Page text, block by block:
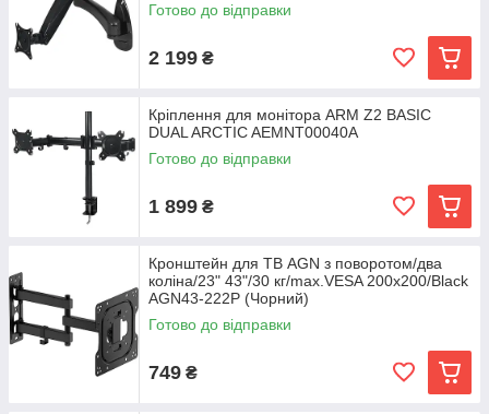
Готово до відправки
2 199 ₴
Кріплення для монітора ARM Z2 BASIC
DUAL ARCTIC AEMNT00040A
Готово до відправки
1 899 ₴
Кронштейн для ТВ AGN з поворотом/два
коліна/23" 43"/30 кг/max.VESA 200x200/Black
AGN43-222P (Чорний)
Готово до відправки
749 ₴